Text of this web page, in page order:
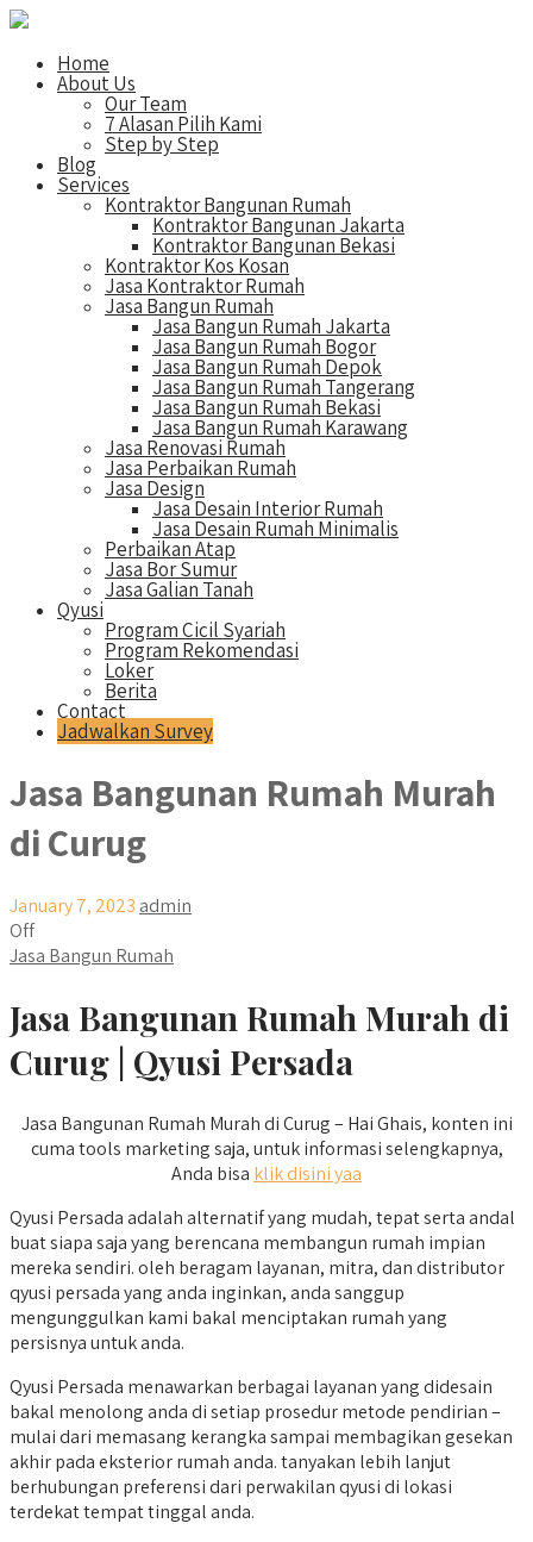
Home
About Us
Our Team
7 Alasan Pilih Kami
Step by Step
Blog
Services
Kontraktor Bangunan Rumah
Kontraktor Bangunan Jakarta
Kontraktor Bangunan Bekasi
Kontraktor Kos Kosan
Jasa Kontraktor Rumah
Jasa Bangun Rumah
Jasa Bangun Rumah Jakarta
Jasa Bangun Rumah Bogor
Jasa Bangun Rumah Depok
Jasa Bangun Rumah Tangerang
Jasa Bangun Rumah Bekasi
Jasa Bangun Rumah Karawang
Jasa Renovasi Rumah
Jasa Perbaikan Rumah
Jasa Design
Jasa Desain Interior Rumah
Jasa Desain Rumah Minimalis
Perbaikan Atap
Jasa Bor Sumur
Jasa Galian Tanah
Qyusi
Program Cicil Syariah
Program Rekomendasi
Loker
Berita
Contact
Jadwalkan Survey
Jasa Bangunan Rumah Murah
di Curug
January 7, 2023 admin
Off
Jasa Bangun Rumah
Jasa Bangunan Rumah Murah di
Curug | Qyusi Persada
Jasa Bangunan Rumah Murah di Curug – Hai Ghais, konten ini
cuma tools marketing saja, untuk informasi selengkapnya,
Anda bisa klik disini yaa
Qyusi Persada adalah alternatif yang mudah, tepat serta andal
buat siapa saja yang berencana membangun rumah impian
mereka sendiri. oleh beragam layanan, mitra, dan distributor
qyusi persada yang anda inginkan, anda sanggup
mengunggulkan kami bakal menciptakan rumah yang
persisnya untuk anda.
Qyusi Persada menawarkan berbagai layanan yang didesain
bakal menolong anda di setiap prosedur metode pendirian –
mulai dari memasang kerangka sampai membagikan gesekan
akhir pada eksterior rumah anda. tanyakan lebih lanjut
berhubungan preferensi dari perwakilan qyusi di lokasi
terdekat tempat tinggal anda.